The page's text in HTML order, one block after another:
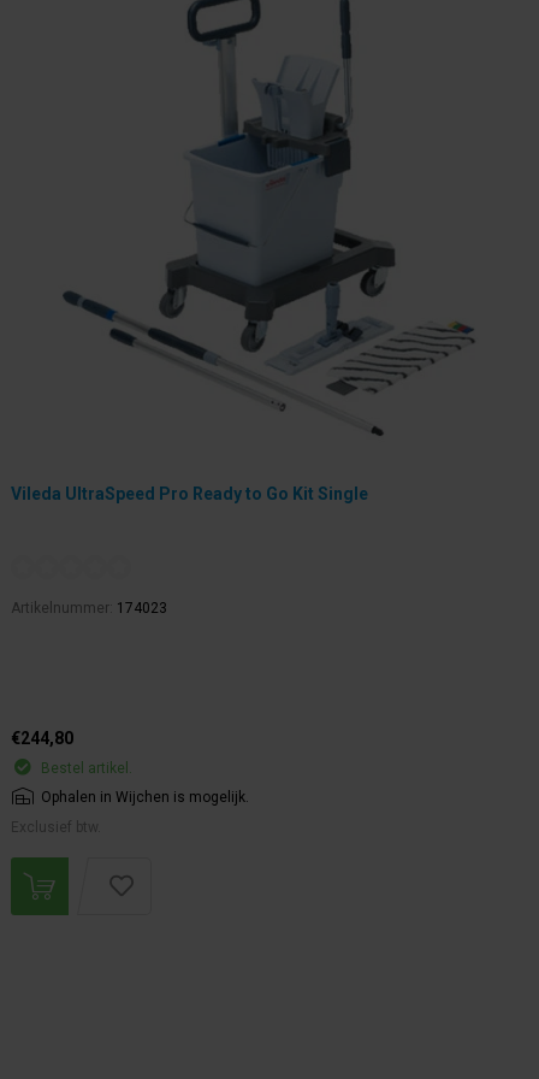
Vileda UltraSpeed Pro Ready to Go Kit Single
Artikelnummer: 174023
€244,80
Bestel artikel.
Ophalen in Wijchen is mogelijk.
Exclusief btw.